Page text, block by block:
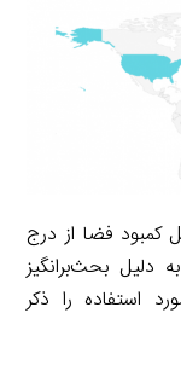
کمبود فضا از درج
دلیل بحث‌برانگیز
استفاده را ذکر